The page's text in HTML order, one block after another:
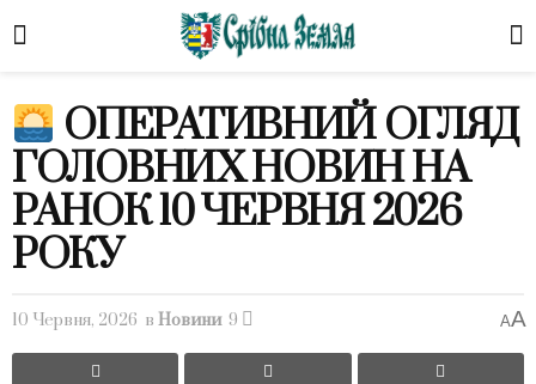
ОПЕРАТИВНИЙ ОГЛЯД
ГОЛОВНИХ НОВИН НА
РАНОК 10 ЧЕРВНЯ 2026
РОКУ
10 Червня, 2026 в Новини 9 AA